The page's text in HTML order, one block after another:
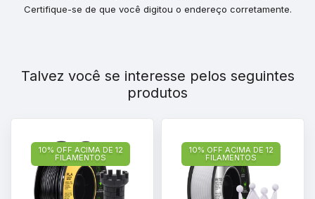
Certifique-se de que você digitou o endereço corretamente.
Talvez você se interesse pelos seguintes
produtos
10% OFF ACIMA DE 12
FILAMENTOS
10% OFF ACIMA DE 12
FILAMENTOS